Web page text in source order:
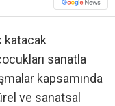
katacak
sanatla
kapsamında
ve sanatsal